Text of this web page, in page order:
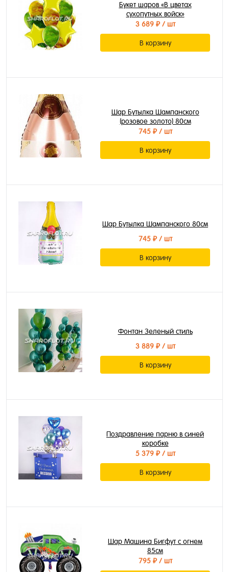
Букет шаров «В цветах
сухопутных войск»
3 689 ₽/ шт
В корзину
Шар Бутылка Шампанского
(розовое золото) 80см
745 ₽/ шт
В корзину
Шар Бутылка Шампанского 80см
745 ₽/ шт
В корзину
Фонтан Зеленый стиль
3 889 ₽/ шт
В корзину
Поздравление парню в синей
коробке
5 379 ₽/ шт
В корзину
Шар Машина Бигфут с огнем
85см
795 ₽/ шт